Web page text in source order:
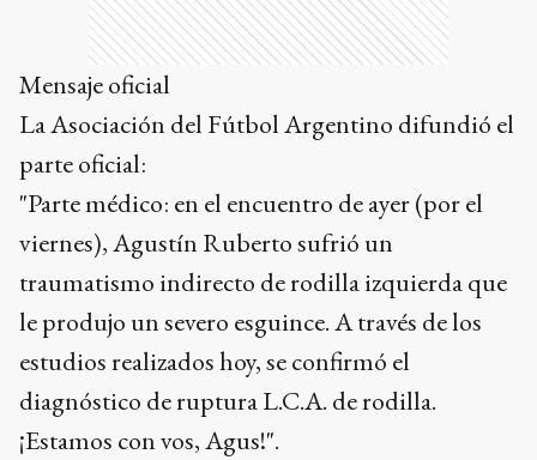
Mensaje oficial
La Asociación del Fútbol Argentino difundió el
parte oficial:
"Parte médico: en el encuentro de ayer (por el
viernes), Agustín Ruberto sufrió un
traumatismo indirecto de rodilla izquierda que
le produjo un severo esguince. A través de los
estudios realizados hoy, se confirmó el
diagnóstico de ruptura L.C.A. de rodilla.
¡Estamos con vos, Agus!".